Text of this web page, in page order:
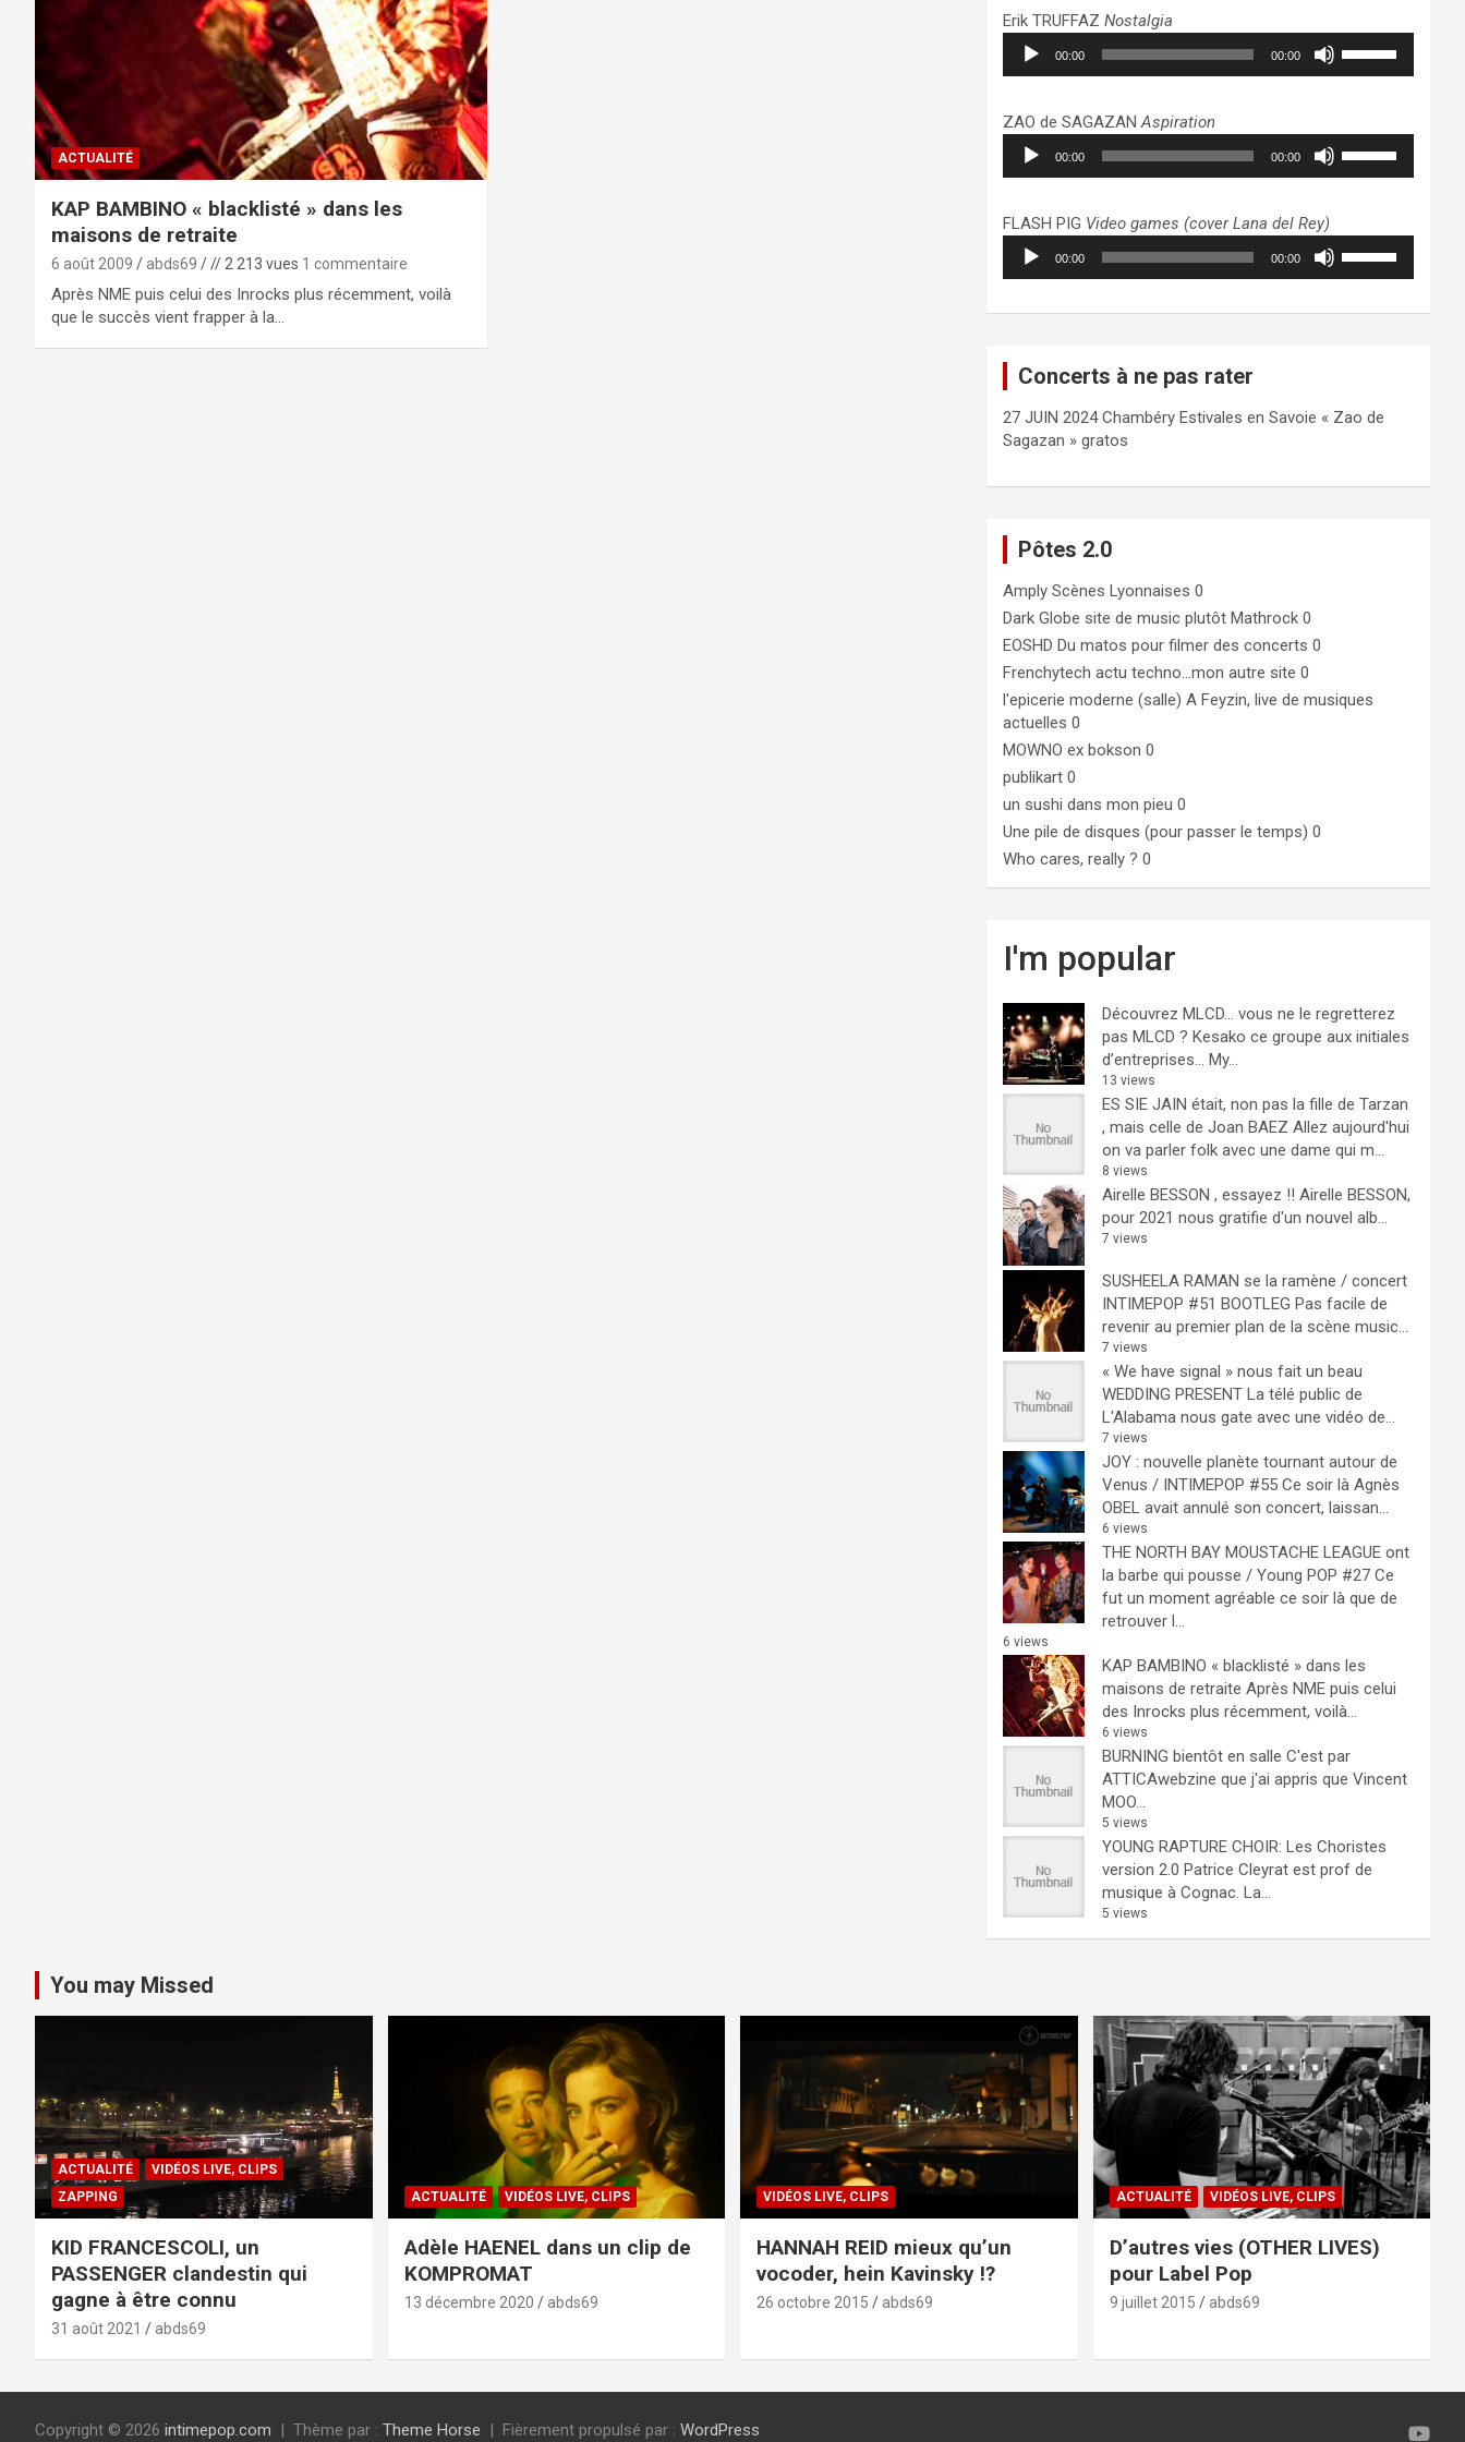
ACTUALITÉ
KAP BAMBINO « blacklisté » dans les
maisons de retraite
6 août 2009 abds69 // 2 213 vues 1 commentaire
Après NME puis celui des Inrocks plus récemment, voilà
que le succès vient frapper à la…
pour
augmenter
ou
volume.
Erik TRUFFAZNostalgia
Lecteur
audio
00:00 00:00
pour
augmenter
ou
volume.
ZAO de SAGAZANAspiration
Lecteur
audio
00:00 00:00
pour
augmenter
ou
FLASH PIG Video games (cover Lana del Rey)
Lecteur
audio
00:00 00:00
haut/bas
le
Concerts à ne pas rater
27 JUIN 2024 Chambéry Estivales en Savoie « Zao de
Sagazan » gratos
Pôtes 2.0
Amply Scènes Lyonnaises 0
Dark Globe site de music plutôt Mathrock 0
EOSHD Du matos pour filmer des concerts 0
Frenchytech actu techno…mon autre site 0
l'epicerie moderne (salle) A Feyzin, live de musiques
actuelles 0
MOWNO ex bokson 0
publikart 0
un sushi dans mon pieu 0
Une pile de disques (pour passer le temps) 0
Who cares, really ? 0
I'm popular
Découvrez MLCD… vous ne le regretterez
pas MLCD ? Kesako ce groupe aux initiales
d’entreprises… My...
13 views
ES SIE JAIN était, non pas la fille de Tarzan
, mais celle de Joan BAEZ Allez aujourd'hui
on va parler folk avec une dame qui m...
8 views
Airelle BESSON , essayez !! Airelle BESSON,
pour 2021 nous gratifie d'un nouvel alb...
7 views
SUSHEELA RAMAN se la ramène / concert
INTIMEPOP #51 BOOTLEG Pas facile de
revenir au premier plan de la scène music...
7 views
« We have signal » nous fait un beau
WEDDING PRESENT La télé public de
L'Alabama nous gate avec une vidéo de...
7 views
JOY : nouvelle planète tournant autour de
Venus / INTIMEPOP #55 Ce soir là Agnès
OBEL avait annulé son concert, laissan...
6 views
THE NORTH BAY MOUSTACHE LEAGUE ont
la barbe qui pousse / Young POP #27 Ce
fut un moment agréable ce soir là que de
retrouver l...
6 views
KAP BAMBINO « blacklisté » dans les
maisons de retraite Après NME puis celui
des Inrocks plus récemment, voilà...
6 views
BURNING bientôt en salle C'est par
ATTICAwebzine que j'ai appris que Vincent
MOO...
5 views
YOUNG RAPTURE CHOIR: Les Choristes
version 2.0 Patrice Cleyrat est prof de
musique à Cognac. La...
5 views
You may Missed
ACTUALITÉ
VIDÉOS LIVE, CLIPS
ZAPPING
KID FRANCESCOLI, un
PASSENGER clandestin qui
gagne à être connu
31 août 2021 abds69
ACTUALITÉ VIDÉOS LIVE, CLIPS
Adèle HAENEL dans un clip de
KOMPROMAT
13 décembre 2020 abds69
VIDÉOS LIVE, CLIPS
HANNAH REID mieux qu’un
vocoder, hein Kavinsky !?
26 octobre 2015 abds69
ACTUALITÉ VIDÉOS LIVE, CLIPS
D’autres vies (OTHER LIVES)
pour Label Pop
9 juillet 2015 abds69
Copyright © 2026 intimepop.com Thème par : Theme Horse Fièrement propulsé par : WordPress